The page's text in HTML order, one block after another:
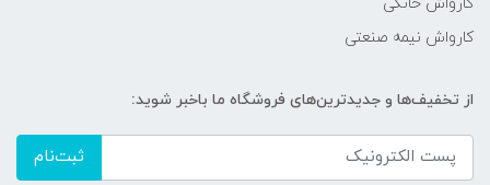
کارواش نیمه صنعتی
از تخفیف‌ها و جدیدترین‌های فروشگاه ما باخبر شوید:
ثبت‌نام